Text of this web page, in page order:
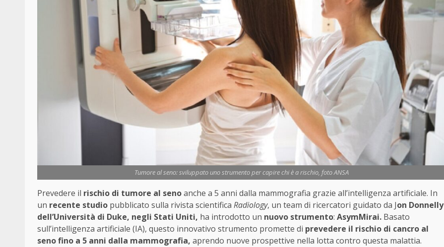
Tumore al seno: sviluppato uno strumento per capire chi è a rischio, foto ANSA
Prevedere il rischio di tumore al senoanche a 5 anni dalla mammografia grazie all’intelligenza artificiale. In
un recente studio pubblicato sulla rivista scientifica Radiology, un team di ricercatori guidato da Jon Donnelly
dell’Università di Duke, negli Stati Uniti, ha introdotto un nuovo strumento: AsymMirai. Basato
sull’intelligenza artificiale (IA), questo innovativo strumento promette di prevedere il rischio di cancro al
seno fino a 5 anni dalla mammografia, aprendo nuove prospettive nella lotta contro questa malattia.